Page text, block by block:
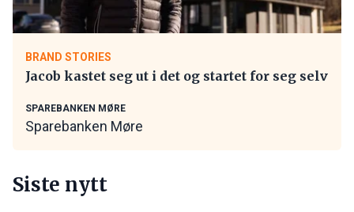
BRAND STORIES
Jacob kastet seg ut i det og startet for seg selv
SPAREBANKEN MØRE
Sparebanken Møre
Siste nytt